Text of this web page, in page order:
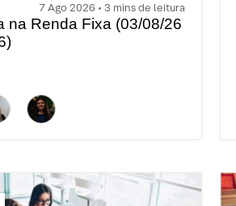
7 Ago 2026 • 3 mins de leitura
na Renda Fixa (03/08/26